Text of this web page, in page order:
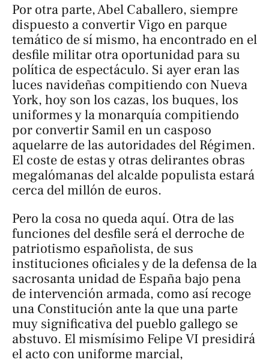
Por otra parte, Abel Caballero, siempre
dispuesto a convertir Vigo en parque
temático de sí mismo, ha encontrado en el
desfile militar otra oportunidad para su
política de espectáculo. Si ayer eran las
luces navideñas compitiendo con Nueva
York, hoy son los cazas, los buques, los
uniformes y la monarquía compitiendo
por convertir Samil en un casposo
aquelarre de las autoridades del Régimen.
El coste de estas y otras delirantes obras
megalómanas del alcalde populista estará
cerca del millón de euros.
Pero la cosa no queda aquí. Otra de las
funciones del desfile será el derroche de
patriotismo españolista, de sus
instituciones oficiales y de la defensa de la
sacrosanta unidad de España bajo pena
de intervención armada, como así recoge
una Constitución ante la que una parte
muy significativa del pueblo gallego se
abstuvo. El mismísimo Felipe VI presidirá
el acto con uniforme marcial,